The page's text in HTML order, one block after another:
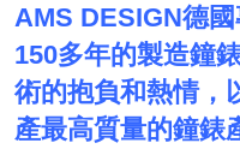
AMS DESIGN德
150多年的製造鐘
術的抱負和熱情，
產最高質量的鐘錶